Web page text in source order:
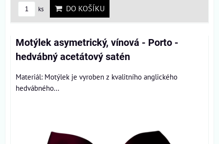
ks DO KOŠÍKU
Motýlek asymetrický, vínová - Porto -
hedvábný acetátový satén
Materiál: Motýlek je vyroben z kvalitního anglického
hedvábného...